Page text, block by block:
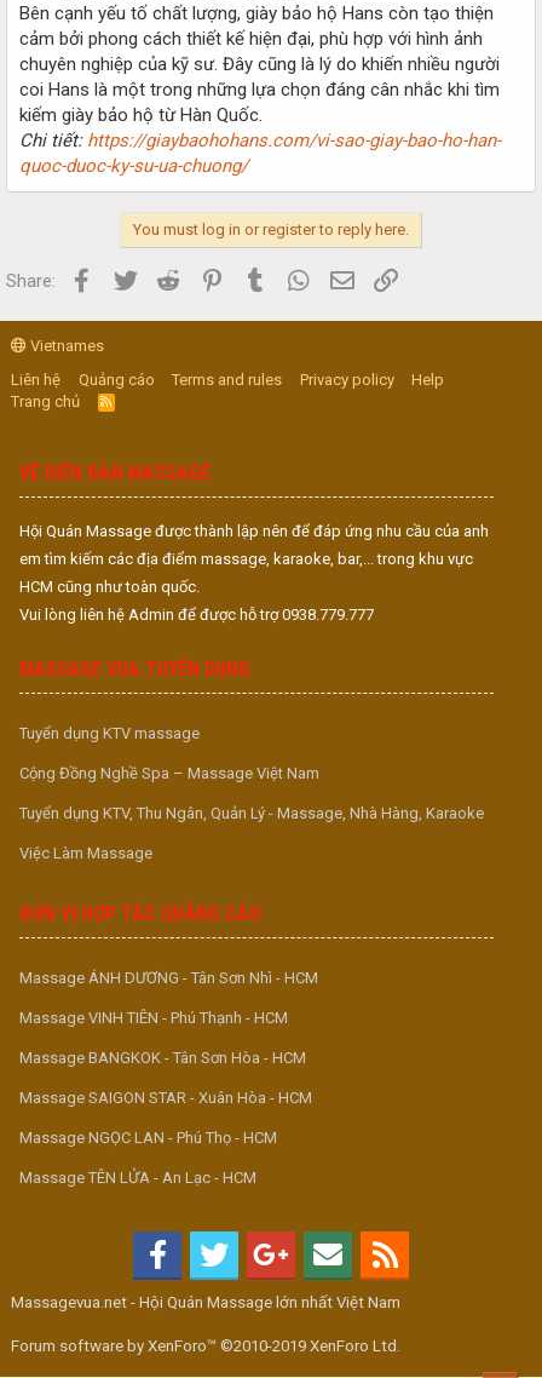
Bên cạnh yếu tố chất lượng, giày bảo hộ Hans còn tạo thiện
cảm bởi phong cách thiết kế hiện đại, phù hợp với hình ảnh
chuyên nghiệp của kỹ sư. Đây cũng là lý do khiến nhiều người
coi Hans là một trong những lựa chọn đáng cân nhắc khi tìm
kiếm giày bảo hộ từ Hàn Quốc.
Chi tiết: https://giaybaohohans.com/vi-sao-giay-bao-ho-han-
quoc-duoc-ky-su-ua-chuong/
You must log in or register to reply here.
Share: Facebook
Twitter Reddit PinterestTumblr WhatsApp
Email
Vietnames
Liên hệ
Quảng cáo Terms and rules Privacy policy
Help
Trang chủ
R
S
VỀ DIỄN ĐÀN MASSAGE
Hội Quán Massage được thành lập nên để đáp ứng nhu cầu của anh
em tìm kiếm các địa điểm massage, karaoke, bar,... trong khu vực
HCM cũng như toàn quốc.
Vui lòng liên hệ Admin để được hỗ trợ 0938.779.777
MASSAGE VUA TUYỂN DỤNG
Tuyển dụng KTV massage
Cộng Đồng Nghề Spa – Massage Việt Nam
Tuyển dụng KTV, Thu Ngân, Quản Lý - Massage, Nhà Hàng, Karaoke
Việc Làm Massage
ĐƠN VỊ HỢP TÁC QUẢNG CÁO
Massage ÁNH DƯƠNG - Tân Sơn Nhì - HCM
Massage VINH TIÊN - Phú Thạnh - HCM
Massage BANGKOK - Tân Sơn Hòa - HCM
Massage SAIGON STAR - Xuân Hòa - HCM
Massage NGỌC LAN - Phú Thọ - HCM
Massage TÊN LỬA - An Lạc - HCM
Massagevua.net - Hội Quán Massage lớn nhất Việt Nam
Forum software by XenForo™ ©2010-2019 XenForo Ltd.